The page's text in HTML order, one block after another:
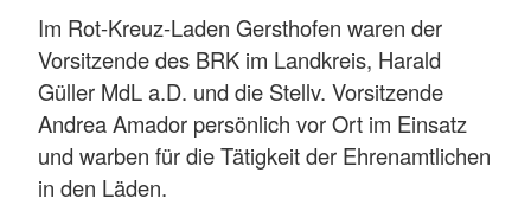
Im Rot-Kreuz-Laden Gersthofen waren der
Vorsitzende des BRK im Landkreis, Harald
Güller MdL a.D. und die Stellv. Vorsitzende
Andrea Amador persönlich vor Ort im Einsatz
und warben für die Tätigkeit der Ehrenamtlichen
in den Läden.